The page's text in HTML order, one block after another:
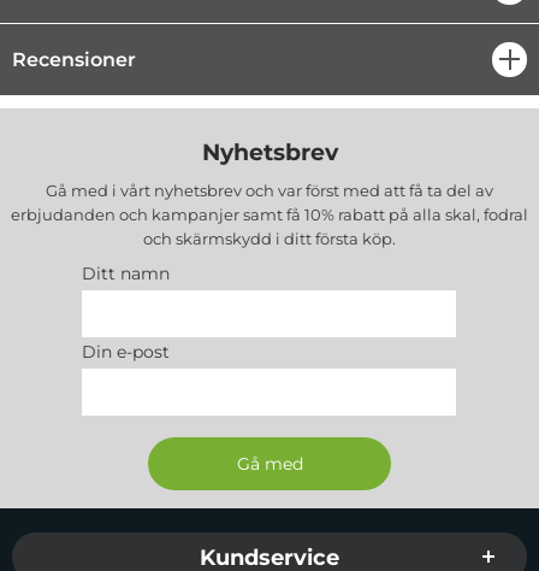
Recensioner
Nyhetsbrev
Gå med i vårt nyhetsbrev och var först med att få ta del av
erbjudanden och kampanjer samt få 10% rabatt på alla skal, fodral
och skärmskydd i ditt första köp.
Ditt namn
Din e-post
Sidfot Blandad info och länkar
Kundservice